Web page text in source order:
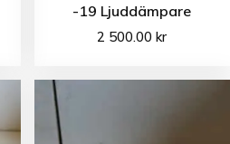
-19 Ljuddämpare
2 500.00kr